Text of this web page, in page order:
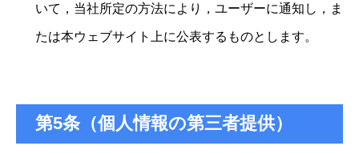
いて，当社所定の方法により，ユーザーに通知し，ま
たは本ウェブサイト上に公表するものとします。
第5条（個人情報の第三者提供）